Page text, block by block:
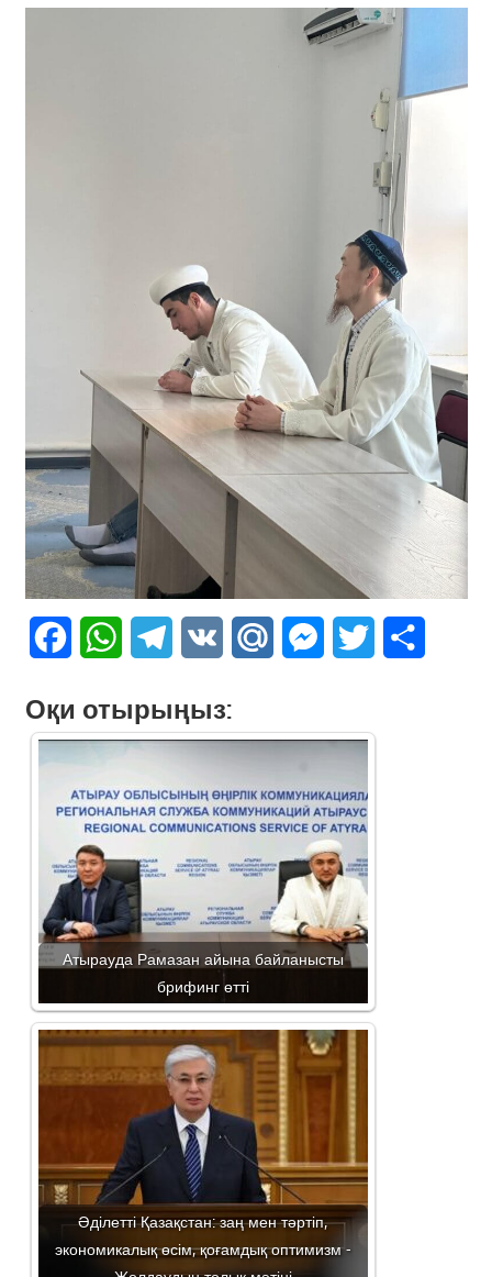
FacebookWhatsAppTelegram
VK Mail.Ru Messenger
Twitter
Оқи отырыңыз:
Атырауда Рамазан айына байланысты
брифинг өтті
Әділетті Қазақстан: заң мен тәртіп,
экономикалық өсім, қоғамдық оптимизм -